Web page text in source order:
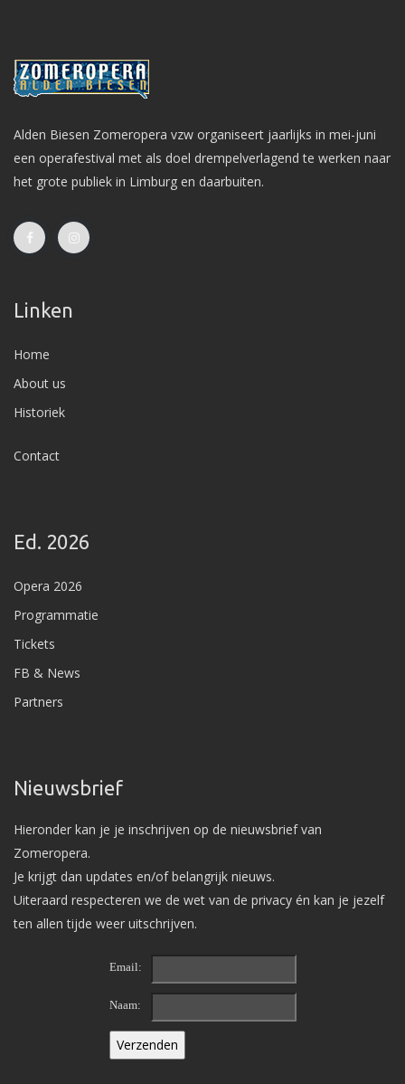
Alden Biesen Zomeropera vzw organiseert jaarlijks in mei-juni
een operafestival met als doel drempelverlagend te werken naar
het grote publiek in Limburg en daarbuiten.
Linken
Home
About us
Historiek
Contact
Ed. 2026
Opera 2026
Programmatie
Tickets
FB & News
Partners
Nieuwsbrief
Hieronder kan je je inschrijven op de nieuwsbrief van
Zomeropera.
Je krijgt dan updates en/of belangrijk nieuws.
Uiteraard respecteren we de wet van de privacy én kan je jezelf
ten allen tijde weer uitschrijven.
Email:
Naam: